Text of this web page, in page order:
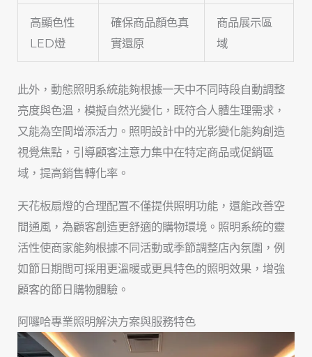
高顯色性
LED燈
確保商品顏色真
實還原
商品展示區
域
此外，動態照明系統能夠根據一天中不同時段自動調整
亮度與色溫，模擬自然光變化，既符合人體生理需求，
又能為空間增添活力。照明設計中的光影變化能夠創造
視覺焦點，引導顧客注意力集中在特定商品或促銷區
域，提高銷售轉化率。
天花板扇燈的合理配置不僅提供照明功能，還能改善空
間通風，為顧客創造更舒適的購物環境。照明系統的靈
活性使商家能夠根據不同活動或季節調整店內氛圍，例
如節日期間可採用更溫暖或更具特色的照明效果，增強
顧客的節日購物體驗。
阿囉哈專業照明解決方案與服務特色